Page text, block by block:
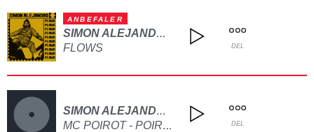
ANBEFALER
SIMON ALEJANDRO
FLOWS DEL
SIMON ALEJANDRO
MC POIROT - POIROT
DEL